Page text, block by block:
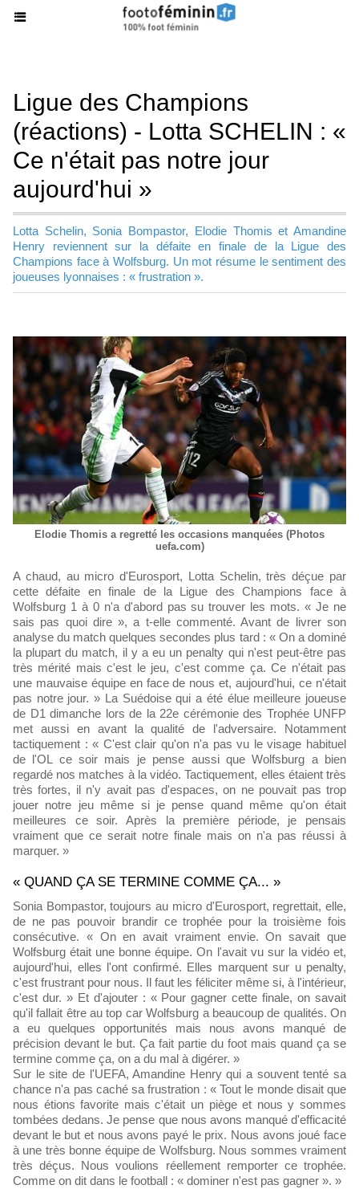
Ligue des Champions
(réactions) - Lotta SCHELIN : «
Ce n'était pas notre jour
aujourd'hui »
Lotta Schelin, Sonia Bompastor, Elodie Thomis et Amandine
Henry reviennent sur la défaite en finale de la Ligue des
Champions face à Wolfsburg. Un mot résume le sentiment des
joueuses lyonnaises : « frustration ».
Elodie Thomis a regretté les occasions manquées (Photos
uefa.com)
A chaud, au micro d'Eurosport, Lotta Schelin, très déçue par
cette défaite en finale de la Ligue des Champions face à
Wolfsburg 1 à 0 n'a d'abord pas su trouver les mots. « Je ne
sais pas quoi dire », a t-elle commenté. Avant de livrer son
analyse du match quelques secondes plus tard : « On a dominé
la plupart du match, il y a eu un penalty qui n'est peut-être pas
très mérité mais c'est le jeu, c'est comme ça. Ce n'était pas
une mauvaise équipe en face de nous et, aujourd'hui, ce n'était
pas notre jour. » La Suédoise qui a été élue meilleure joueuse
de D1 dimanche lors de la 22e cérémonie des Trophée UNFP
met aussi en avant la qualité de l'adversaire. Notamment
tactiquement : « C'est clair qu'on n'a pas vu le visage habituel
de l'OL ce soir mais je pense aussi que Wolfsburg a bien
regardé nos matches à la vidéo. Tactiquement, elles étaient très
très fortes, il n'y avait pas d'espaces, on ne pouvait pas trop
jouer notre jeu même si je pense quand même qu'on était
meilleures ce soir. Après la première période, je pensais
vraiment que ce serait notre finale mais on n'a pas réussi à
marquer. »
« QUAND ÇA SE TERMINE COMME ÇA... »
Sonia Bompastor, toujours au micro d'Eurosport, regrettait, elle,
de ne pas pouvoir brandir ce trophée pour la troisième fois
consécutive. « On en avait vraiment envie. On savait que
Wolfsburg était une bonne équipe. On l'avait vu sur la vidéo et,
aujourd'hui, elles l'ont confirmé. Elles marquent sur u penalty,
c'est frustrant pour nous. Il faut les féliciter même si, à l'intérieur,
c'est dur. » Et d'ajouter : « Pour gagner cette finale, on savait
qu'il fallait être au top car Wolfsburg a beaucoup de qualités. On
a eu quelques opportunités mais nous avons manqué de
précision devant le but. Ça fait partie du foot mais quand ça se
termine comme ça, on a du mal à digérer. »
Sur le site de l'UEFA, Amandine Henry qui a souvent tenté sa
chance n'a pas caché sa frustration : « Tout le monde disait que
nous étions favorite mais c'était un piège et nous y sommes
tombées dedans. Je pense que nous avons manqué d'efficacité
devant le but et nous avons payé le prix. Nous avons joué face
à une très bonne équipe de Wolfsburg. Nous sommes vraiment
très déçus. Nous voulions réellement remporter ce trophée.
Comme on dit dans le football : « dominer n'est pas gagner ». »